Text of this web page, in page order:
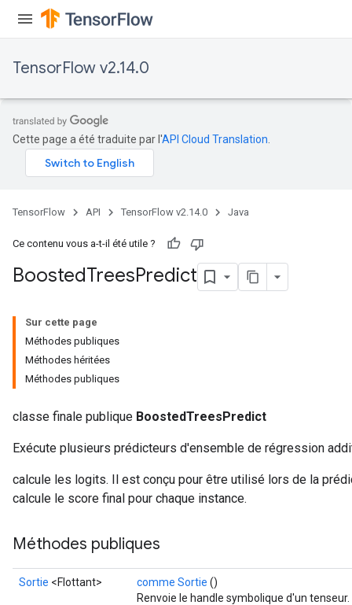
TensorFlow v2.14.0
Cette page a été traduite par l'API Cloud Translation
TensorFlow API TensorFlow v2.14.0 Java
Ce contenu vous a-t-il été utile ?
BoostedTreesPredict
Sur cette page
Méthodes publiques
Méthodes héritées
Méthodes publiques
classe finale publique BoostedTreesPredict
Exécute plusieurs prédicteurs d'ensemble de régression
calcule les logits. Il est conçu pour être utilisé lors de la
calcule le score final pour chaque instance.
Méthodes publiques
Sortie <Flottant> comme Sortie ()
Renvoie le handle symbolique d'un tenseur.